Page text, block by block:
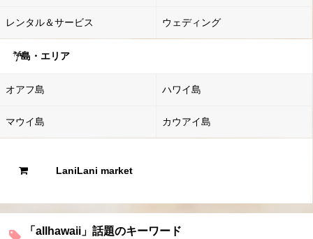
レンタル＆サービス ウェディング
島・エリア
オアフ島 ハワイ島
マウイ島 カウアイ島
LaniLani market
「allhawaii」話題のキーワード